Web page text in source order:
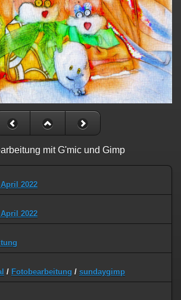
mit G'mic und Gimp
2022
2022
/ Fotobearbeitung / sundaygimp